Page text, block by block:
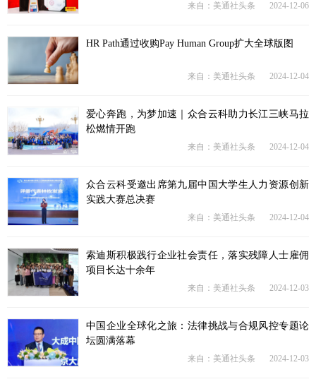
来自：美通社头条 2024-12-06
HR Path通过收购Pay Human Group扩大全球版图
来自：美通社头条 2024-12-04
爱心奔跑，为梦加速｜众合云科助力长江三峡马拉
松燃情开跑
来自：美通社头条 2024-12-04
众合云科受邀出席第九届中国大学生人力资源创新
实践大赛总决赛
来自：美通社头条 2024-12-04
索迪斯积极践行企业社会责任，落实残障人士雇佣
项目长达十余年
来自：美通社头条 2024-12-03
中国企业全球化之旅：法律挑战与合规风控专题论
坛圆满落幕
来自：美通社头条 2024-12-03